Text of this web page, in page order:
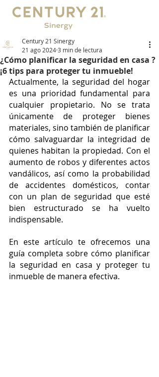
¿Cómo planificar la seguridad en casa ?
¡6 tips para proteger tu inmueble!
Century 21 Sinergy
21 ago 20243 min de lectura
Actualmente, la seguridad del hogar
es una prioridad fundamental para
cualquier propietario. No se trata
únicamente de proteger bienes
materiales, sino también de planificar
cómo salvaguardar la integridad de
quienes habitan la propiedad. Con el
aumento de robos y diferentes actos
vandálicos, así como la probabilidad
de accidentes domésticos, contar
con un plan de seguridad que esté
bien estructurado se ha vuelto
indispensable.
En este artículo te ofrecemos una
guía completa sobre cómo planificar
la seguridad en casa y proteger tu
inmueble de manera efectiva.